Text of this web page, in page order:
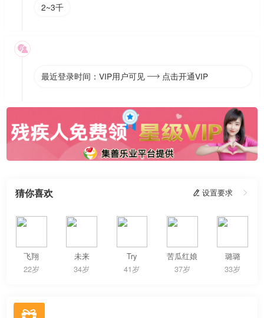
2~3千

最近登录时间：VIP用户可见  点击开通VIP
猜你喜欢  设置要求 
飞翔
22岁
未来
34岁
Try
41岁
苦瓜红娘
37岁
璐璐
33岁